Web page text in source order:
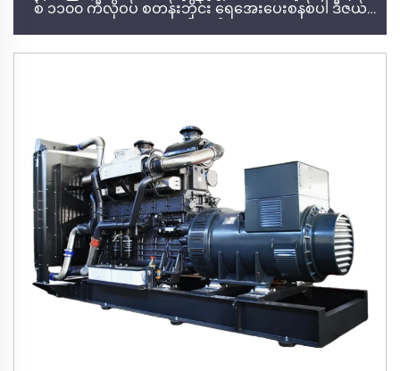
စ် ၁၁၀၀ ကီလိုဝပ် စတန်းဘိုင်း ရေအေးပေးစနစ်ပါ ဒီဇယ်